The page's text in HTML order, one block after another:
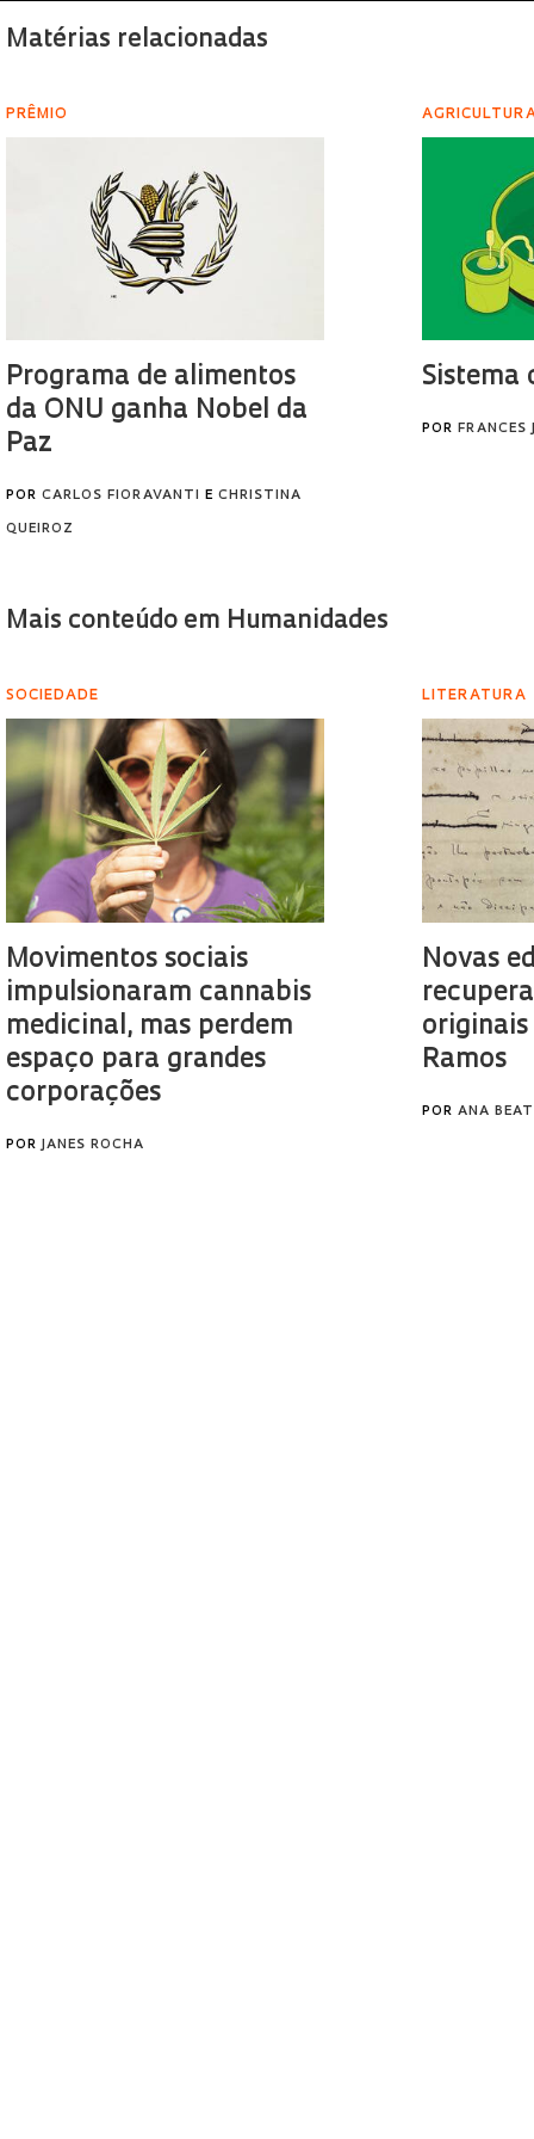
Matérias relacionadas
PRÊMIO
Programa de alimentos
da ONU ganha Nobel da
Paz
POR CARLOS FIORAVANTI E CHRISTINA
QUEIROZ
Sistema
PORFRANCES
Mais conteúdo em Humanidades
SOCIEDADE
Movimentos sociais
impulsionaram cannabis
medicinal, mas perdem
espaço para grandes
corporações
POR JANES ROCHA
LITERATURA
Novas
originais
Ramos
PORANA